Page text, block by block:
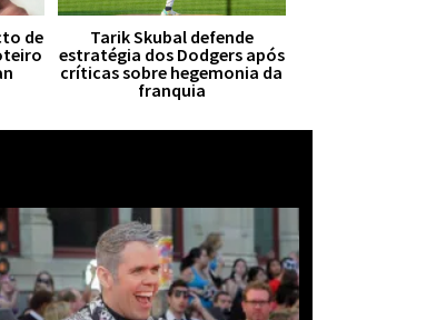
de
Tarik Skubal defende
estratégia dos Dodgers após
críticas sobre hegemonia da
franquia